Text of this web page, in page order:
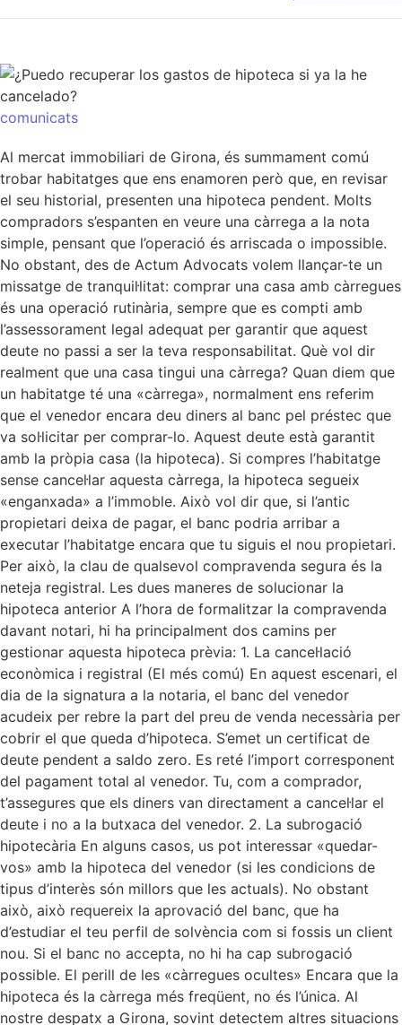
comunicats
Al mercat immobiliari de Girona, és summament comú
trobar habitatges que ens enamoren però que, en revisar
el seu historial, presenten una hipoteca pendent. Molts
compradors s’espanten en veure una càrrega a la nota
simple, pensant que l’operació és arriscada o impossible.
No obstant, des de Actum Advocats volem llançar-te un
missatge de tranquil·litat: comprar una casa amb càrregues
és una operació rutinària, sempre que es compti amb
l’assessorament legal adequat per garantir que aquest
deute no passi a ser la teva responsabilitat. Què vol dir
realment que una casa tingui una càrrega? Quan diem que
un habitatge té una «càrrega», normalment ens referim
que el venedor encara deu diners al banc pel préstec que
va sol·licitar per comprar-lo. Aquest deute està garantit
amb la pròpia casa (la hipoteca). Si compres l’habitatge
sense cancel·lar aquesta càrrega, la hipoteca segueix
«enganxada» a l’immoble. Això vol dir que, si l’antic
propietari deixa de pagar, el banc podria arribar a
executar l’habitatge encara que tu siguis el nou propietari.
Per això, la clau de qualsevol compravenda segura és la
neteja registral. Les dues maneres de solucionar la
hipoteca anterior A l’hora de formalitzar la compravenda
davant notari, hi ha principalment dos camins per
gestionar aquesta hipoteca prèvia: 1. La cancel·lació
econòmica i registral (El més comú) En aquest escenari, el
dia de la signatura a la notaria, el banc del venedor
acudeix per rebre la part del preu de venda necessària per
cobrir el que queda d’hipoteca. S’emet un certificat de
deute pendent a saldo zero. Es reté l’import corresponent
del pagament total al venedor. Tu, com a comprador,
t’assegures que els diners van directament a cancel·lar el
deute i no a la butxaca del venedor. 2. La subrogació
hipotecària En alguns casos, us pot interessar «quedar-
vos» amb la hipoteca del venedor (si les condicions de
tipus d’interès són millors que les actuals). No obstant
això, això requereix la aprovació del banc, que ha
d’estudiar el teu perfil de solvència com si fossis un client
nou. Si el banc no accepta, no hi ha cap subrogació
possible. El perill de les «càrregues ocultes» Encara que la
hipoteca és la càrrega més freqüent, no és l’única. Al
nostre despatx a Girona, sovint detectem altres situacions